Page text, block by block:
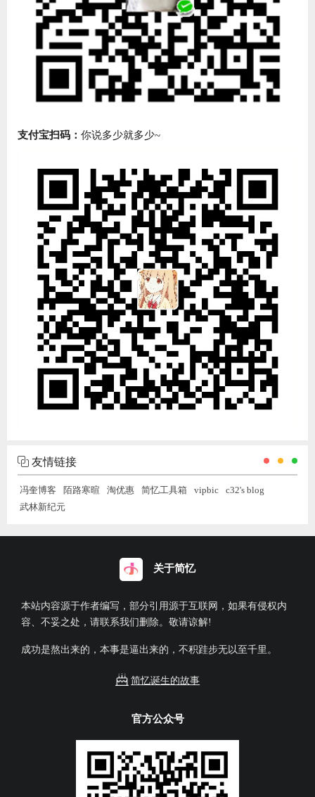
支付宝扫码： 你说多少就多少~
友情链接
冯奎博客 陌路寒暄 淘优惠 简忆工具箱 vipbic
c32's blog
武林新纪元
关于简忆
本站内容源于作者编写，部分引用源于互联网，如果有侵权内
容、不妥之处，请联系我们删除。敬请谅解!
成功是熬出来的，本事是逼出来的，不积跬步无以至千里。
简忆诞生的故事
官方公众号